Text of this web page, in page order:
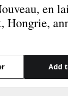
en
Hongrie,
Add